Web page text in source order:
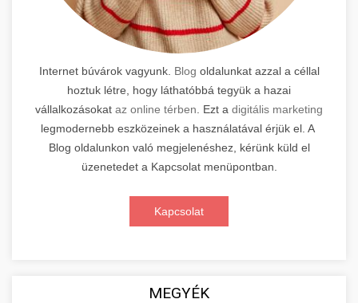
Internet búvárok vagyunk. Blog oldalunkat azzal a céllal
hoztuk létre, hogy láthatóbbá tegyük a hazai
vállalkozásokat az online térben . Ezt a digitális marketing
legmodernebb eszközeinek a használatával érjük el. A
Blog oldalunkon való megjelenéshez, kérünk küld el
üzenetedet a Kapcsolat menüpontban.
Kapcsolat
MEGYÉK